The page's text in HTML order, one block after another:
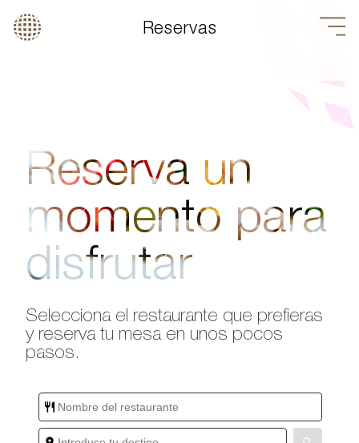
Reservas
Reserva un
momento para
disfrutar
Selecciona el restaurante que prefieras
y reserva tu mesa en unos pocos
pasos.